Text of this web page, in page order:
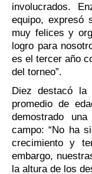
involucrados.
equipo, expresó
muy felices y
logro para
es el tercer año
del torneo”.
Diez destacó la
promedio de
demostrado
campo: “No ha
crecimiento y
embargo,
la altura de los